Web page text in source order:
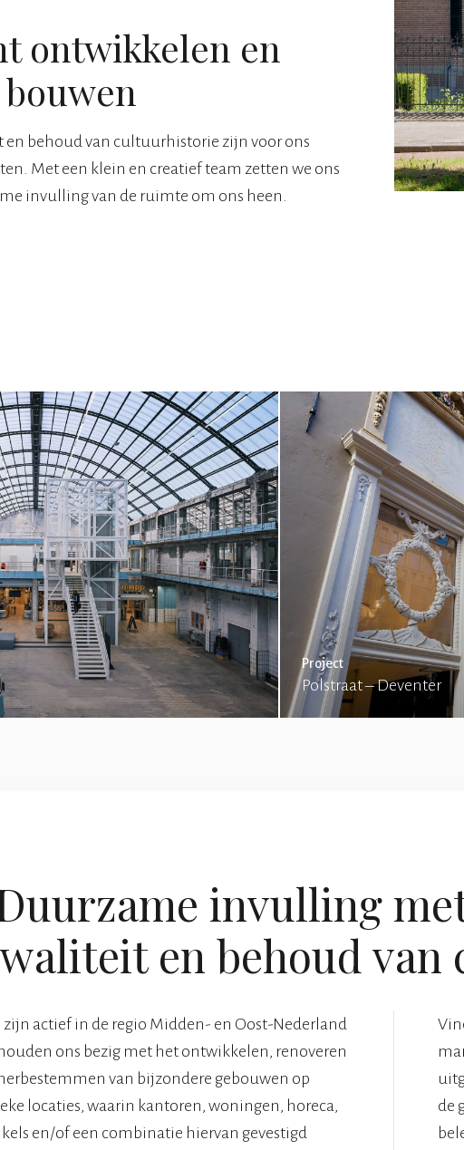
ontwikkelen en
behoud van cultuurhistorie zijn voor ons
Met een klein en creatief team zetten we ons
invulling van de ruimte om ons heen.
Project
Polstraat – Deventer
invulling
en behoud van
actief in de regio Midden- en Oost-Nederland
ons bezig met het ontwikkelen, renoveren
van bijzondere gebouwen op
locaties, waarin kantoren, woningen, horeca,
en/of een combinatie hiervan gevestigd
de